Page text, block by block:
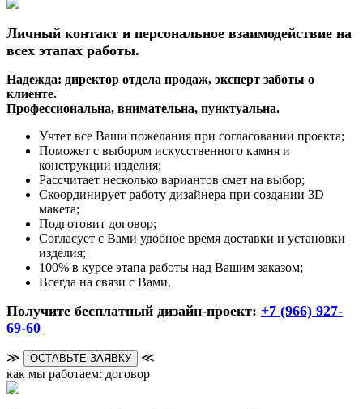
Личный контакт и персональное взаимодействие на
всех этапах работы.
Надежда: директор отдела продаж, эксперт заботы о
клиенте.
Профессиональна, внимательна, пунктуальна.
Учтет все Ваши пожелания при согласовании проекта;
Поможет с выбором искусственного камня и
конструкции изделия;
Рассчитает несколько вариантов смет на выбор;
Скоординирует работу дизайнера при создании 3D
макета;
Подготовит договор;
Согласует с Вами удобное время доставки и установки
изделия;
100% в курсе этапа работы над Вашим заказом;
Всегда на связи с Вами.
Получите бесплатный дизайн-проект: +7 (966) 927-
69-60
≫ ОСТАВЬТЕ ЗАЯВКУ
≪
как мы работаем: договор